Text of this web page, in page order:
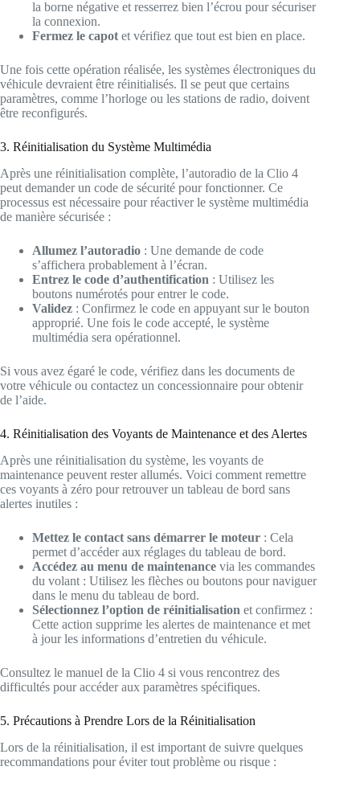
la borne négative et resserrez bien l’écrou pour sécuriser
la connexion.
Fermez le capot et vérifiez que tout est bien en place.
Une fois cette opération réalisée, les systèmes électroniques du
véhicule devraient être réinitialisés. Il se peut que certains
paramètres, comme l’horloge ou les stations de radio, doivent
être reconfigurés.
3. Réinitialisation du Système Multimédia
Après une réinitialisation complète, l’autoradio de la Clio 4
peut demander un code de sécurité pour fonctionner. Ce
processus est nécessaire pour réactiver le système multimédia
de manière sécurisée :
Allumez l’autoradio : Une demande de code
s’affichera probablement à l’écran.
Entrez le code d’authentification : Utilisez les
boutons numérotés pour entrer le code.
Validez : Confirmez le code en appuyant sur le bouton
approprié. Une fois le code accepté, le système
multimédia sera opérationnel.
Si vous avez égaré le code, vérifiez dans les documents de
votre véhicule ou contactez un concessionnaire pour obtenir
de l’aide.
4. Réinitialisation des Voyants de Maintenance et des Alertes
Après une réinitialisation du système, les voyants de
maintenance peuvent rester allumés. Voici comment remettre
ces voyants à zéro pour retrouver un tableau de bord sans
alertes inutiles :
Mettez le contact sans démarrer le moteur : Cela
permet d’accéder aux réglages du tableau de bord.
Accédez au menu de maintenance via les commandes
du volant : Utilisez les flèches ou boutons pour naviguer
dans le menu du tableau de bord.
Sélectionnez l’option de réinitialisation et confirmez :
Cette action supprime les alertes de maintenance et met
à jour les informations d’entretien du véhicule.
Consultez le manuel de la Clio 4 si vous rencontrez des
difficultés pour accéder aux paramètres spécifiques.
5. Précautions à Prendre Lors de la Réinitialisation
Lors de la réinitialisation, il est important de suivre quelques
recommandations pour éviter tout problème ou risque :